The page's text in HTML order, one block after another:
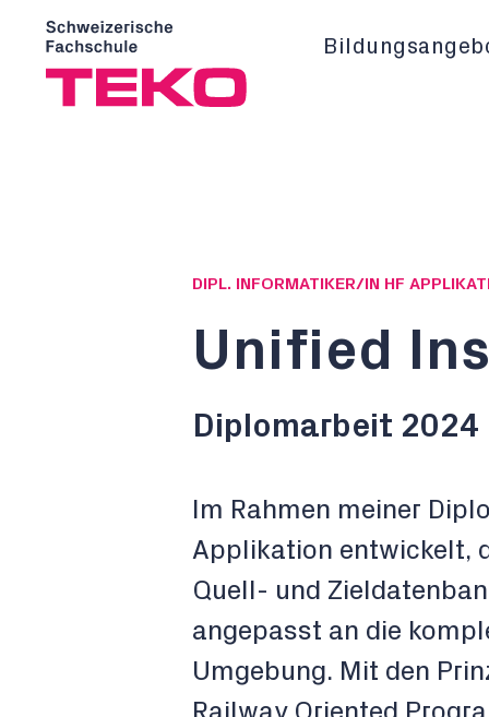
DIPL. INFORMATIKER/IN HF
Unified
Diplomarbeit 2024
Im Rahmen meiner
Applikation entwickelt,
Quell- und
angepasst an die
Umgebung. Mit den